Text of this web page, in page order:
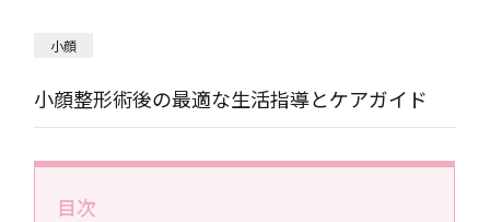
小顔
小顔整形術後の最適な生活指導とケアガイド
目次